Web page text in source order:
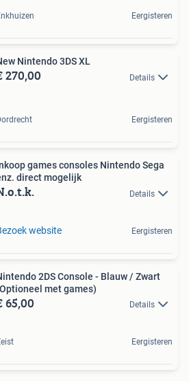
Eergisteren
Nintendo 3DS XL
270,00 Details
Eergisteren
games consoles Nintendo Sega
direct mogelijk
Details
website Eergisteren
2DS Console - Blauw / Zwart
met games)
65,00 Details
Eergisteren